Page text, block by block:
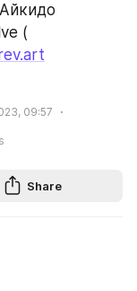
(
09:57
Share